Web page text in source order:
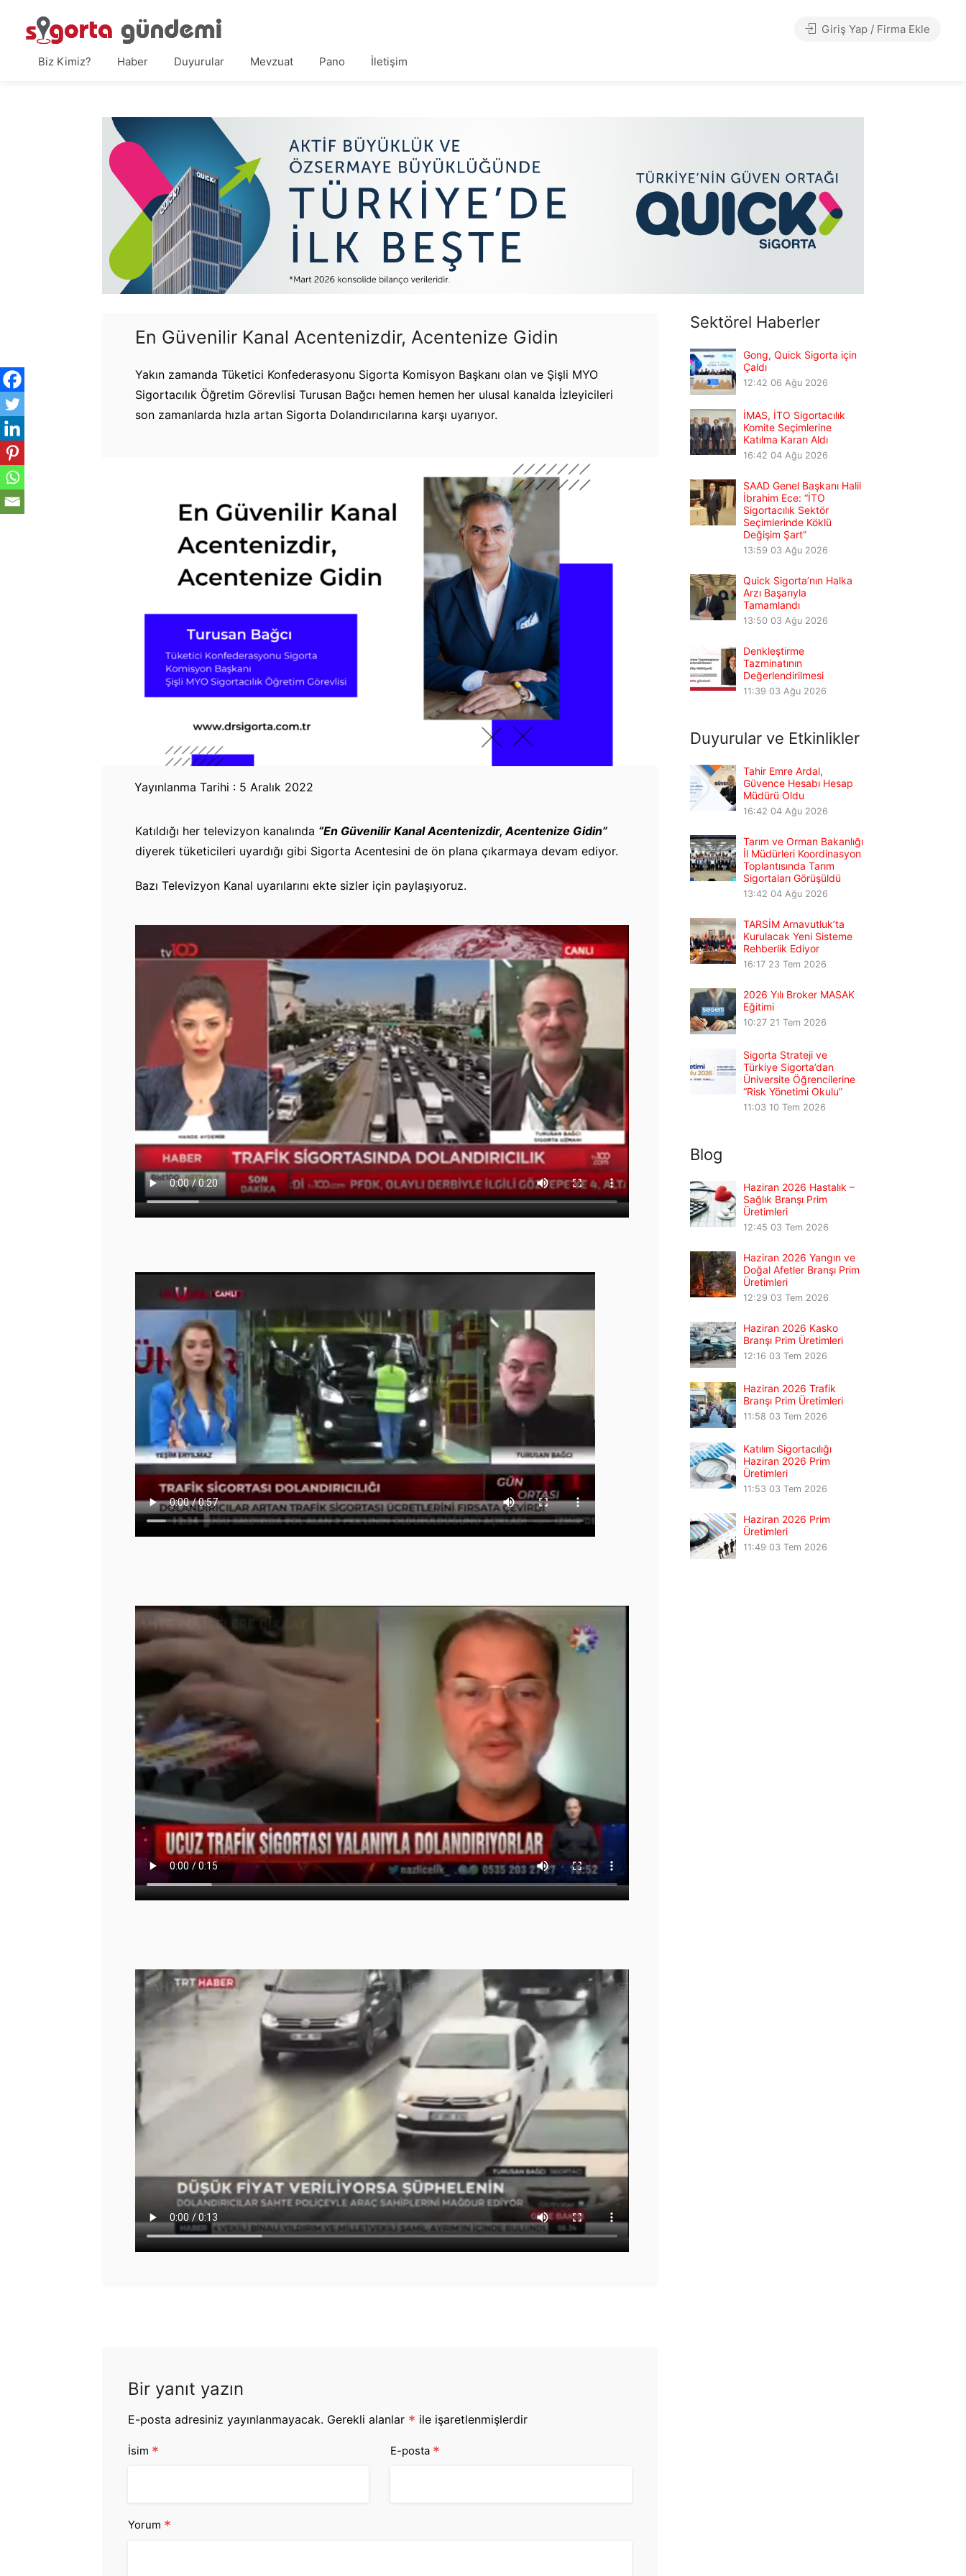
Biz Kimiz? Haber Duyurular Mevzuat Pano İletişim
Giriş Yap / Firma Ekle
En Güvenilir Kanal Acentenizdir, Acentenize Gidin
Yakın zamanda Tüketici Konfederasyonu Sigorta Komisyon Başkanı olan ve Şişli MYO
Sigortacılık Öğretim Görevlisi Turusan Bağcı hemen hemen her ulusal kanalda İzleyicileri
son zamanlarda hızla artan Sigorta Dolandırıcılarına karşı uyarıyor.
Yayınlanma Tarihi : 5 Aralık 2022
Katıldığı her televizyon kanalında “En Güvenilir Kanal Acentenizdir, Acentenize Gidin”
diyerek tüketicileri uyardığı gibi Sigorta Acentesini de ön plana çıkarmaya devam ediyor.
Bazı Televizyon Kanal uyarılarını ekte sizler için paylaşıyoruz.
Bir yanıt yazın
E-posta adresiniz yayınlanmayacak. Gerekli alanlar * ile işaretlenmişlerdir
İsim * E-posta *
Yorum *
Sektörel Haberler
Gong, Quick Sigorta için
Çaldı
12:42 06 Ağu 2026
İMAS, İTO Sigortacılık
Komite Seçimlerine
Katılma Kararı Aldı
16:42 04 Ağu 2026
SAAD Genel Başkanı Halil
İbrahim Ece: “İTO
Sigortacılık Sektör
Seçimlerinde Köklü
Değişim Şart”
13:59 03 Ağu 2026
Quick Sigorta’nın Halka
Arzı Başarıyla
Tamamlandı
13:50 03 Ağu 2026
Denkleştirme
Tazminatının
Değerlendirilmesi
11:39 03 Ağu 2026
Duyurular ve Etkinlikler
Tahir Emre Ardal,
Güvence Hesabı Hesap
Müdürü Oldu
16:42 04 Ağu 2026
Tarım ve Orman Bakanlığı
İl Müdürleri Koordinasyon
Toplantısında Tarım
Sigortaları Görüşüldü
13:42 04 Ağu 2026
TARSİM Arnavutluk’ta
Kurulacak Yeni Sisteme
Rehberlik Ediyor
16:17 23 Tem 2026
2026 Yılı Broker MASAK
Eğitimi
10:27 21 Tem 2026
Sigorta Strateji ve
Türkiye Sigorta’dan
Üniversite Öğrencilerine
“Risk Yönetimi Okulu”
11:03 10 Tem 2026
Blog
Haziran 2026 Hastalık –
Sağlık Branşı Prim
Üretimleri
12:45 03 Tem 2026
Haziran 2026 Yangın ve
Doğal Afetler Branşı Prim
Üretimleri
12:29 03 Tem 2026
Haziran 2026 Kasko
Branşı Prim Üretimleri
12:16 03 Tem 2026
Haziran 2026 Trafik
Branşı Prim Üretimleri
11:58 03 Tem 2026
Katılım Sigortacılığı
Haziran 2026 Prim
Üretimleri
11:53 03 Tem 2026
Haziran 2026 Prim
Üretimleri
11:49 03 Tem 2026